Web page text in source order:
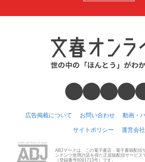
広告掲載について お問い合わせ 動画・
サイトポリシー 運営会社
ABJマークは、この電子書店・電子書籍配信
ンテンツ使用許諾を得た正規版配信サービス
（登録番号6091713号）です。